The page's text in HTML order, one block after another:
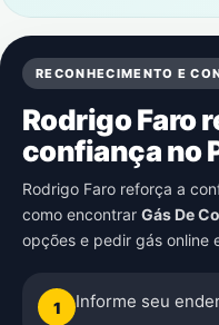
RECONHECIMENTO E
Rodrigo Faro
confiança no
Rodrigo Faro reforça a
como encontrar Gás De
opções e pedir gás online
1 Informe seu